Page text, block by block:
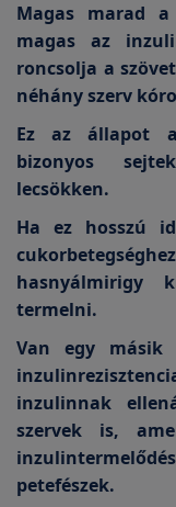
Magas marad
magas az
roncsolja a
néhány szerv
Ez az állapot
bizonyos
lecsökken.
Ha ez hosszú
hasnyálmirigy
termelni.
Van egy másik
inzulinnak
szervek is,
petefészek.